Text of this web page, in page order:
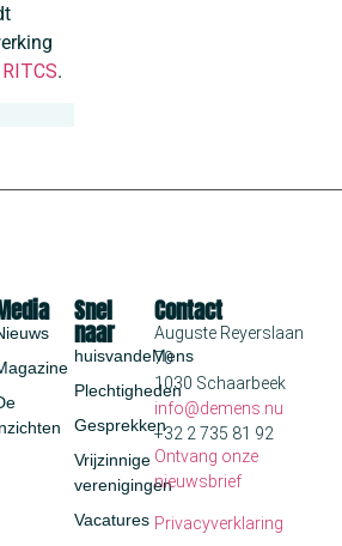
.
Snel
naar
huisvandeMens
Plechtigheden
Gesprekken
Vrijzinnige
verenigingen
Vacatures
Contact
Auguste Reyerslaan
70
1030 Schaarbeek
info@demens.nu
+32 2 735 81 92
Ontvang onze
nieuwsbrief
Privacyverklaring